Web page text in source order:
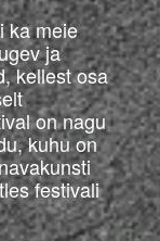
ka meie
ja
kellest osa
on nagu
kuhu on
festivali